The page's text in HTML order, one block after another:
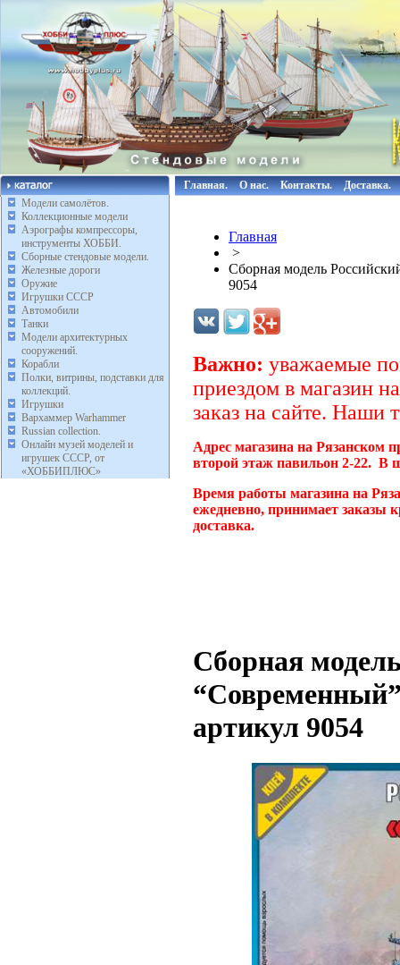
Модели самолётов.
Коллекционные модели
Аэрографы компрессоры,
инструменты ХОББИ.
Сборные стендовые модели.
Железные дороги
Оружие
Игрушки СССР
Автомобили
Танки
Модели архитектурных
сооружений.
Корабли
Полки, витрины, подставки для
коллекций.
Игрушки
Вархаммер Warhammer
Russian collection.
Онлайн музей моделей и
игрушек СССР, от
«ХОББИПЛЮС»
Главная. О нас. Контакты. Доставка.
Главная
>
Сборная модель
9054
Важно: уважаемые
приездом в магазин
заказ на сайте. Наши
Адрес магазина на Рязанском
второй этаж павильон 2-22. В
Время работы магазина на
ежедневно, принимает заказы
доставка.
Сборная
артикул 9054